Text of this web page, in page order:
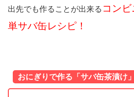
出先でも作ることが出来る コン
単サバ缶レシピ！
おにぎりで作る「サバ缶茶漬け